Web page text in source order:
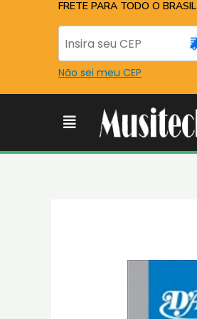
FRETE PARA TODO O BRASIL
Não sei meu CEP
Menu